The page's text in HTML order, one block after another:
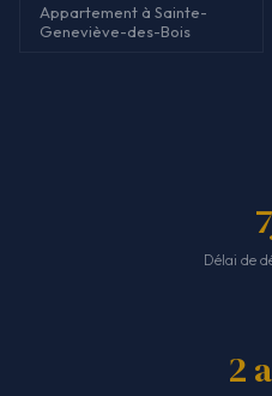
Appartement à Sainte-
Geneviève-des-Bois
Délai de
2